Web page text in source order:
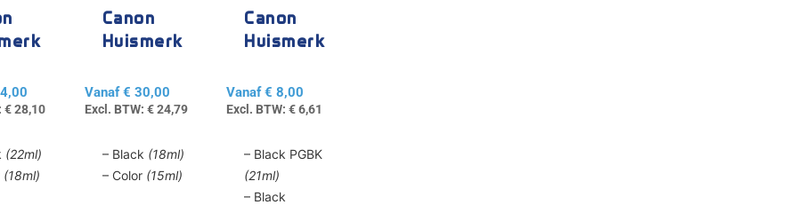
€28,10
(22ml)
(18ml)
Canon
Huismerk
CL-545
Vanaf€ 30,00
Excl. BTW: €24,79
– Black (18ml)
– Color (15ml)
Deze
optie
worden
productpagina
Canon
Huismerk
CLI-521
Vanaf€ 8,00
Excl. BTW:€6,61
– Black PGBK
(21ml)
– Black
Deze
optie
worden
productpagina